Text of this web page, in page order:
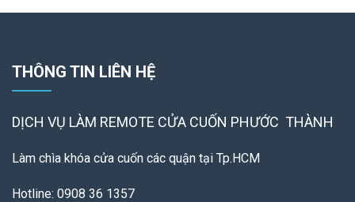
THÔNG TIN LIÊN HỆ
DỊCH VỤ LÀM REMOTE CỬA CUỐN PHƯỚC THÀNH
Làm chìa khóa cửa cuốn các quận tại Tp.HCM
Hotline: 0908 36 1357